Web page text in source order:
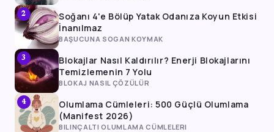
2
Soğanı 4'e Bölüp Yatak Odanıza Koyun Etkisi
İnanılmaz
BAŞUCUNA SOGAN KOYMAK
3
Blokajlar Nasıl Kaldırılır? Enerji Blokajlarını
Temizlemenin 7 Yolu
BLOKAJ NASIL ÇÖZÜLÜR
4
Olumlama Cümleleri: 500 Güçlü Olumlama
(Manifest 2026)
BILINÇALTI OLUMLAMA CÜMLELERI